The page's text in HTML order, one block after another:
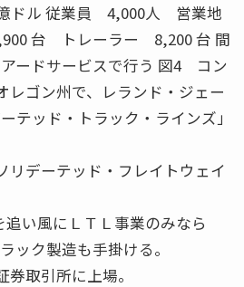
ドル 従業員 4,000人 営業地
台 トレーラー 8,200 台 間
ードサービスで行う 図4 コン
レゴン州で、レランド・ジェー
テッド・トラック・ラインズ」
リデーテッド・フレイトウェイ
い風にＬＴＬ事業のみなら
ック製造も手掛ける。
取引所に上場。